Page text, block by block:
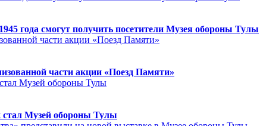
года смогут получить посетители Музея обороны Тулы
части акции «Поезд Памяти»
Музей обороны Тулы